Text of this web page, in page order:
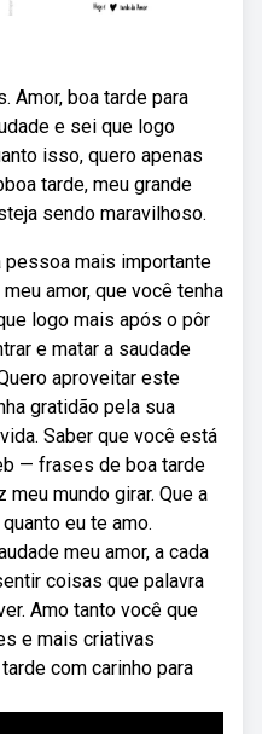
Amor, boa tarde para
e sei que logo
isso, quero apenas
tarde, meu grande
sendo maravilhoso.
pessoa mais importante
amor, que você tenha
logo mais após o pôr
e matar a saudade
aproveitar este
gratidão pela sua
Saber que você está
— frases de boa tarde
mundo girar. Que a
eu te amo.
meu amor, a cada
coisas que palavra
Amo tanto você que
e mais criativas
com carinho para